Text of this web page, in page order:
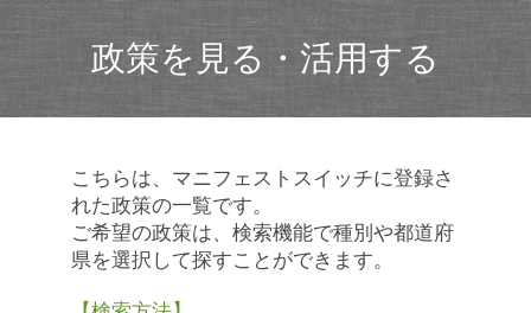
政策を見る・活用する
こちらは、マニフェストスイッチに登録さ
れた政策の一覧です。
ご希望の政策は、検索機能で種別や都道府
県を選択して探すことができます。